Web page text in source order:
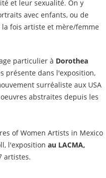
et leur sexualité. On y
avec enfants, ou de
fois artiste et mère/femme
particulier à Dorothea
présente dans l'exposition,
surréaliste aux USA
abstraites depuis les
of Women Artists in Mexico
l'exposition au LACMA,
artistes.